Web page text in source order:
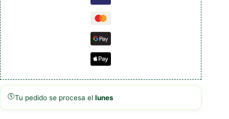
🕔Tu pedido se procesa el lunes